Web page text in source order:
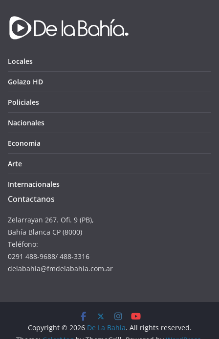
Locales
Golazo HD
Policiales
Nacionales
Economia
Arte
Internacionales
Contactanos
Zelarrayan 267. Ofi. 9 (PB),
Bahía Blanca CP (8000)
Teléfono:
0291 488-9688/ 488-3316
delabahia@fmdelabahia.com.ar
Copyright © 2026 De La Bahia. All rights reserved.